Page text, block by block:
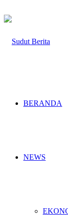
BERANDA
NEWS